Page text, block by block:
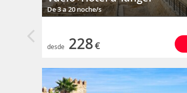
De 3 a 20 noche/s
desde 228€